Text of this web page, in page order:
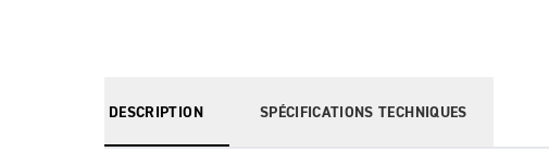
DESCRIPTION SPÉCIFICATIONS TECHNIQUES